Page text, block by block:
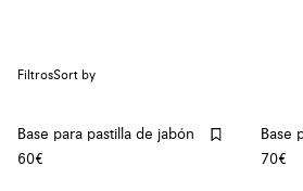
FiltrosSort by
Base para pastilla de jabón
60€
Base
70€